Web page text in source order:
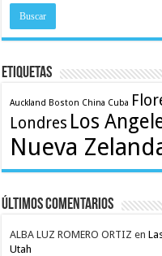
Etiquetas
Auckland Boston China Cuba
Londres Los
Nueva
Últimos comentarios
ALBA LUZ ROMERO ORTIZ en
Utah